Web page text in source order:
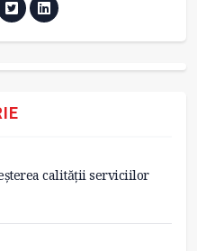
calității serviciilor